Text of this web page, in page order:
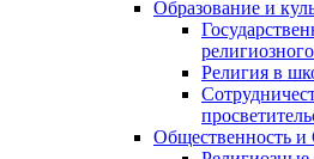
Образование и
Религия в
Общественность